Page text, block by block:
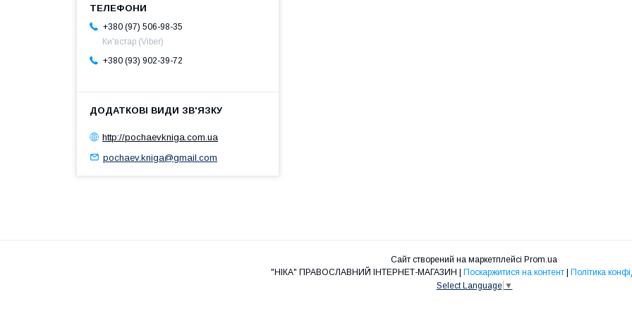
+380 (97) 506-98-35
Ки'встар (Viber)
+380 (93) 902-39-72
http://pochaevkniga.com.ua
pochaev.kniga@gmail.com
Сайт створений на маркетплейсі Prom.ua
Поскаржитися на контент
Політика
Select Language ▼